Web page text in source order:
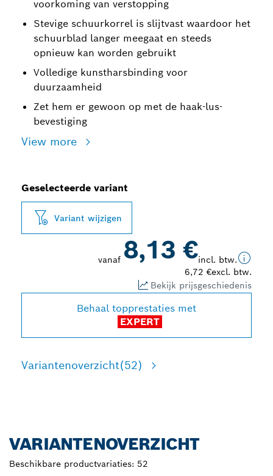
voorkoming van verstopping
Stevige schuurkorrel is slijtvast waardoor het
schuurblad langer meegaat en steeds
opnieuw kan worden gebruikt
Volledige kunstharsbinding voor
duurzaamheid
Zet hem er gewoon op met de haak-lus-
bevestiging
View more
Geselecteerde variant
Variant wijzigen
vanaf 8,13 €incl. btw.
6,72 €excl. btw.
Bekijk prijsgeschiedenis
Behaal topprestaties met
EXPERT
Variantenoverzicht(52)
VARIANTENOVERZICHT
Beschikbare productvariaties: 52